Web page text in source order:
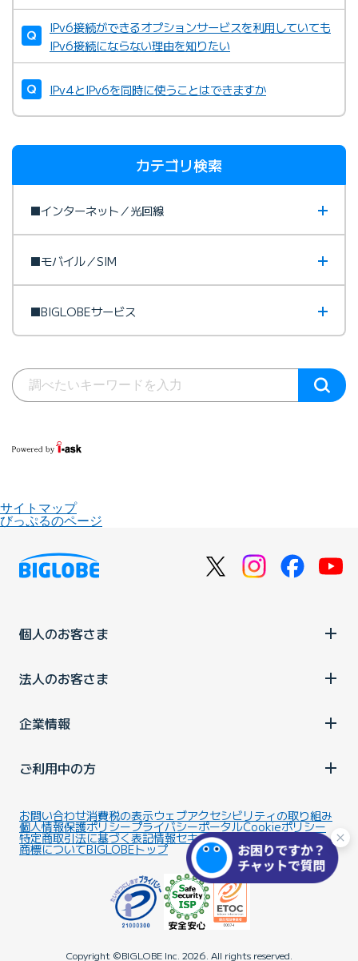
IPv6接続ができるオプションサービスを利用していても
IPv6接続にならない理由を知りたい
IPv4とIPv6を同時に使うことはできますか
カテゴリ検索
■インターネット／光回線
■モバイル／SIM
■BIGLOBEサービス
サイトマップ
びっぷるのページ
個人のお客さま
法人のお客さま
企業情報
ご利用中の方
お問い合わせ消費税の表示ウェブアクセシビリティの取り組み
個人情報保護ポリシープライバシーポータルCookieポリシー
特定商取引法に基づく表記情報セキュリティ基本方針
商標についてBIGLOBEトップ
Copyright ©BIGLOBE Inc. 2026. All rights reserved.